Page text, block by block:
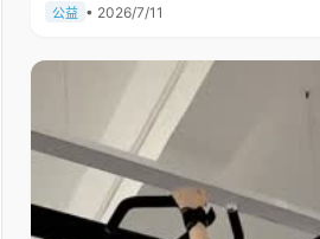
公益 • 2026/7/11